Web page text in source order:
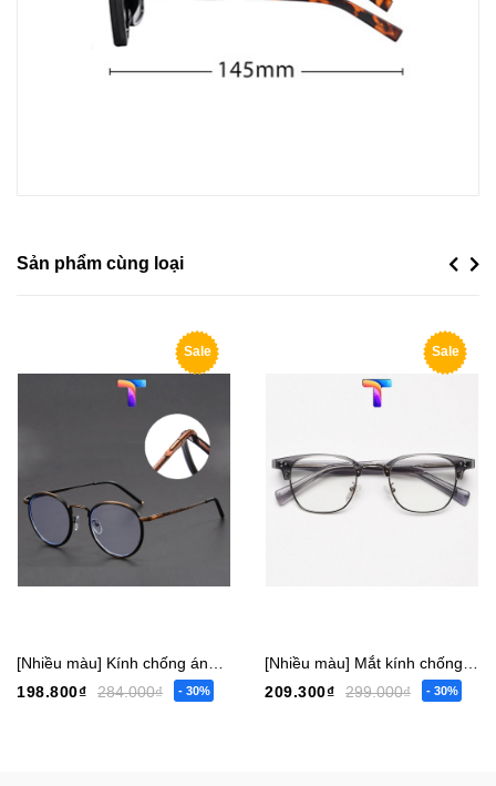
Sản phẩm cùng loại Previous
Sale
198.800₫
284.000₫ - 30%
Sale
209.300₫
299.000₫ - 30%
Next